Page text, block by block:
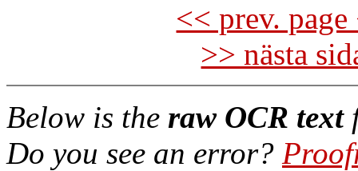
<< prev.
>> nästa
Below is the raw OCR text
Do you see an error?